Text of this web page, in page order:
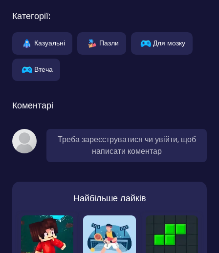
Категорії:
Казуальні Пазли Для мозку
Втеча
Коментарі
Треба зареєструватися чи увійти, щоб
написати коментар
Найбільше лайків